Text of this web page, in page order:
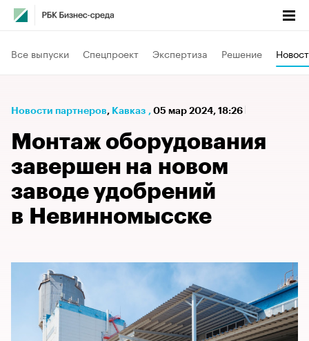
Все выпуски Спецпроект Экспертиза Решение
Новости партнеров⁠, Кавказ , 05 мар 2024, 18:26
Монтаж оборудования
завершен на новом
заводе удобрений
в Невинномысске